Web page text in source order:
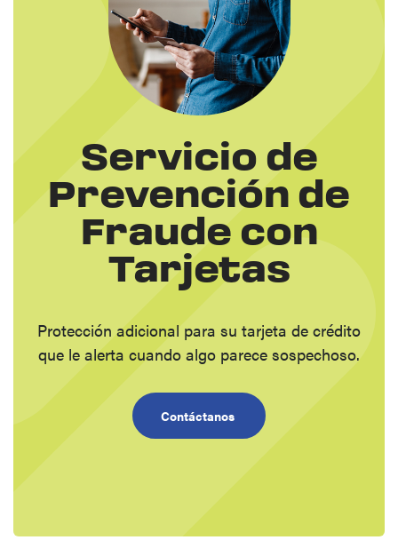
Servicio de
Prevención de
Fraude con
Tarjetas
Protección adicional para su tarjeta de crédito
que le alerta cuando algo parece sospechoso.
Contáctanos